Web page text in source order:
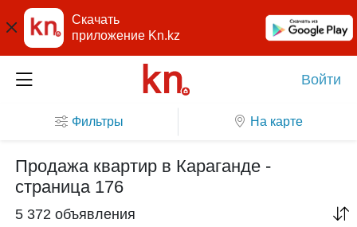
Скачать
приложение Kn.kz
Войти
Фильтры На карте
Продажа квартир в Караганде -
страница 176
5 372 объявления